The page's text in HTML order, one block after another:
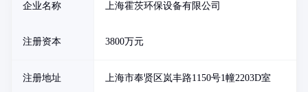
企业名称 上海霍茨环保设备有限公司
注册资本 3800万元
注册地址 上海市奉贤区岚丰路1150号1幢2203D室